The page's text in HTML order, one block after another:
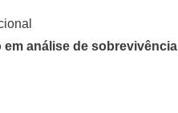
análise de sobrevivência